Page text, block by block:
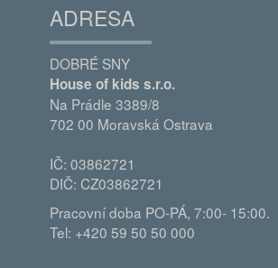
ADRESA
DOBRÉ SNY
House of kids s.r.o.
Na Prádle 3389/8
702 00 Moravská Ostrava
IČ: 03862721
DIČ: CZ03862721
Pracovní doba PO-PÁ, 7:00- 15:00.
Tel: +420 59 50 50 000